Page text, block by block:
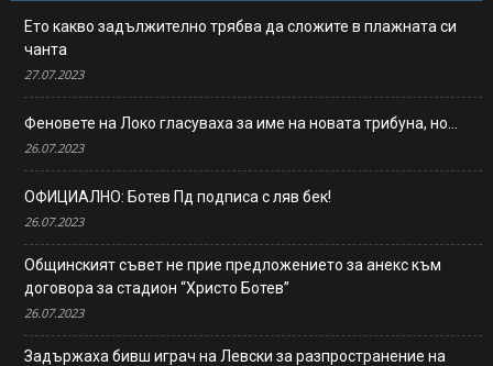
Ето какво задължително трябва да сложите в плажната си
чанта
27.07.2023
Феновете на Локо гласуваха за име на новата трибуна, но…
26.07.2023
ОФИЦИАЛНО: Ботев Пд подписа с ляв бек!
26.07.2023
Общинският съвет не прие предложението за анекс към
договора за стадион “Христо Ботев”
26.07.2023
Задържаха бивш играч на Левски за разпространение на